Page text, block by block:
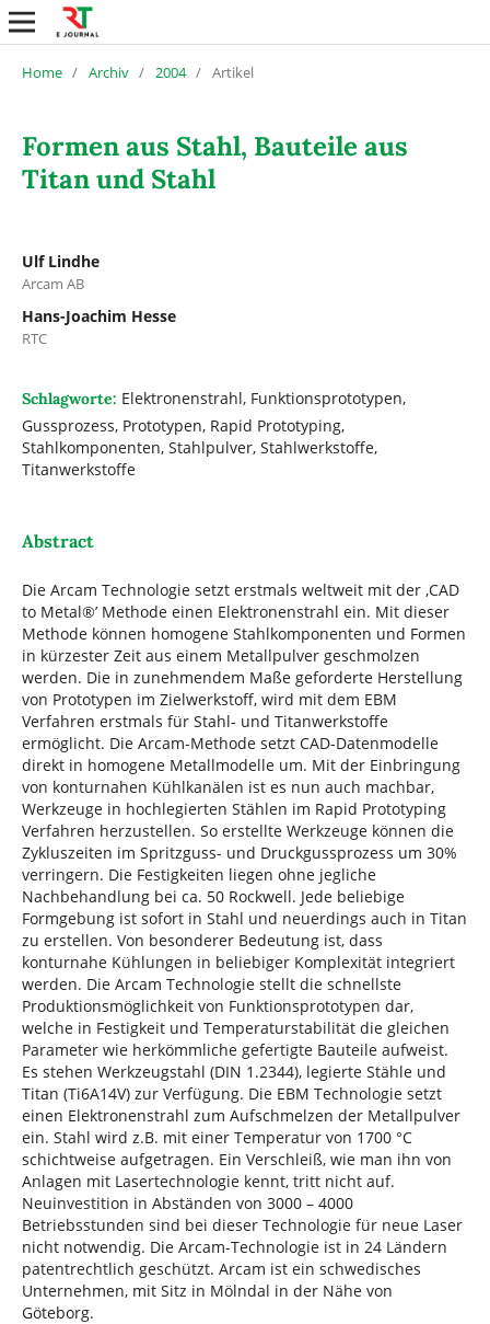
Home / Archiv / 2004 / Artikel
Formen aus Stahl, Bauteile aus
Titan und Stahl
Ulf Lindhe
Arcam AB
Hans-Joachim Hesse
RTC
Schlagworte: Elektronenstrahl, Funktionsprototypen,
Gussprozess, Prototypen, Rapid Prototyping,
Stahlkomponenten, Stahlpulver, Stahlwerkstoffe,
Titanwerkstoffe
Abstract
Die Arcam Technologie setzt erstmals weltweit mit der ‚CAD
to Metal®’ Methode einen Elektronenstrahl ein. Mit dieser
Methode können homogene Stahlkomponenten und Formen
in kürzester Zeit aus einem Metallpulver geschmolzen
werden. Die in zunehmendem Maße geforderte Herstellung
von Prototypen im Zielwerkstoff, wird mit dem EBM
Verfahren erstmals für Stahl- und Titanwerkstoffe
ermöglicht. Die Arcam-Methode setzt CAD-Datenmodelle
direkt in homogene Metallmodelle um. Mit der Einbringung
von konturnahen Kühlkanälen ist es nun auch machbar,
Werkzeuge in hochlegierten Stählen im Rapid Prototyping
Verfahren herzustellen. So erstellte Werkzeuge können die
Zykluszeiten im Spritzguss- und Druckgussprozess um 30%
verringern. Die Festigkeiten liegen ohne jegliche
Nachbehandlung bei ca. 50 Rockwell. Jede beliebige
Formgebung ist sofort in Stahl und neuerdings auch in Titan
zu erstellen. Von besonderer Bedeutung ist, dass
konturnahe Kühlungen in beliebiger Komplexität integriert
werden. Die Arcam Technologie stellt die schnellste
Produktionsmöglichkeit von Funktionsprototypen dar,
welche in Festigkeit und Temperaturstabilität die gleichen
Parameter wie herkömmliche gefertigte Bauteile aufweist.
Es stehen Werkzeugstahl (DIN 1.2344), legierte Stähle und
Titan (Ti6A14V) zur Verfügung. Die EBM Technologie setzt
einen Elektronenstrahl zum Aufschmelzen der Metallpulver
ein. Stahl wird z.B. mit einer Temperatur von 1700 °C
schichtweise aufgetragen. Ein Verschleiß, wie man ihn von
Anlagen mit Lasertechnologie kennt, tritt nicht auf.
Neuinvestition in Abständen von 3000 – 4000
Betriebsstunden sind bei dieser Technologie für neue Laser
nicht notwendig. Die Arcam-Technologie ist in 24 Ländern
patentrechtlich geschützt. Arcam ist ein schwedisches
Unternehmen, mit Sitz in Mölndal in der Nähe von
Göteborg.